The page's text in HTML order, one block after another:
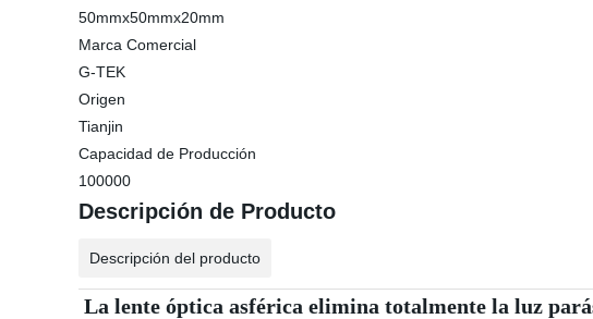
50mmx50mmx20mm
Marca Comercial
G-TEK
Origen
Tianjin
Capacidad de Producción
100000
Descripción de Producto
Descripción del producto
La lente óptica asférica elimina totalmente la luz